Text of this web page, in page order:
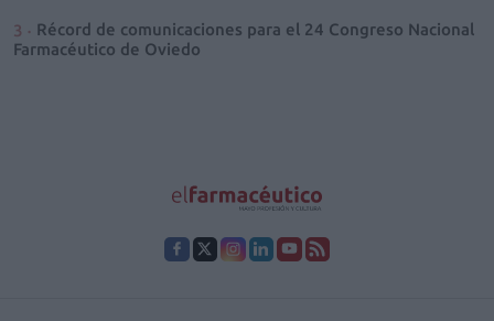
Récord de comunicaciones para el 24 Congreso Nacional
Farmacéutico de Oviedo